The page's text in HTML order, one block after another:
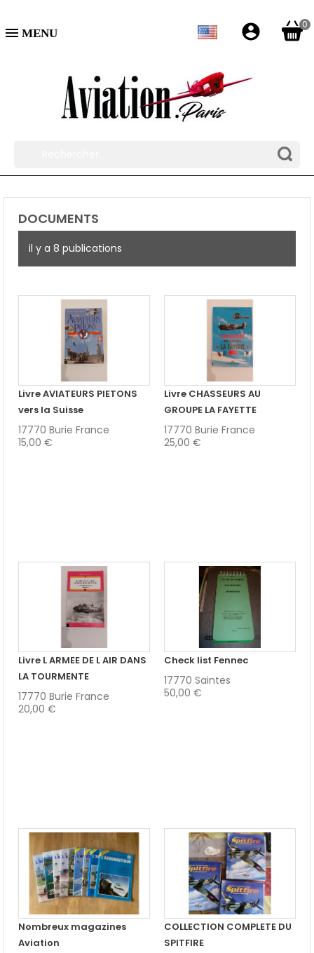

0
account_circle
DOCUMENTS
il y a 8 publications
Livre AVIATEURS PIETONS
vers la Suisse
17770 Burie France
15,00 €
Livre CHASSEURS AU
GROUPE LA FAYETTE
17770 Burie France
25,00 €
Livre L ARMEE DE L AIR DANS
LA TOURMENTE
17770 Burie France
20,00 €
Check list Fennec
17770 Saintes
50,00 €
Nombreux magazines
Aviation
COLLECTION COMPLETE DU
SPITFIRE